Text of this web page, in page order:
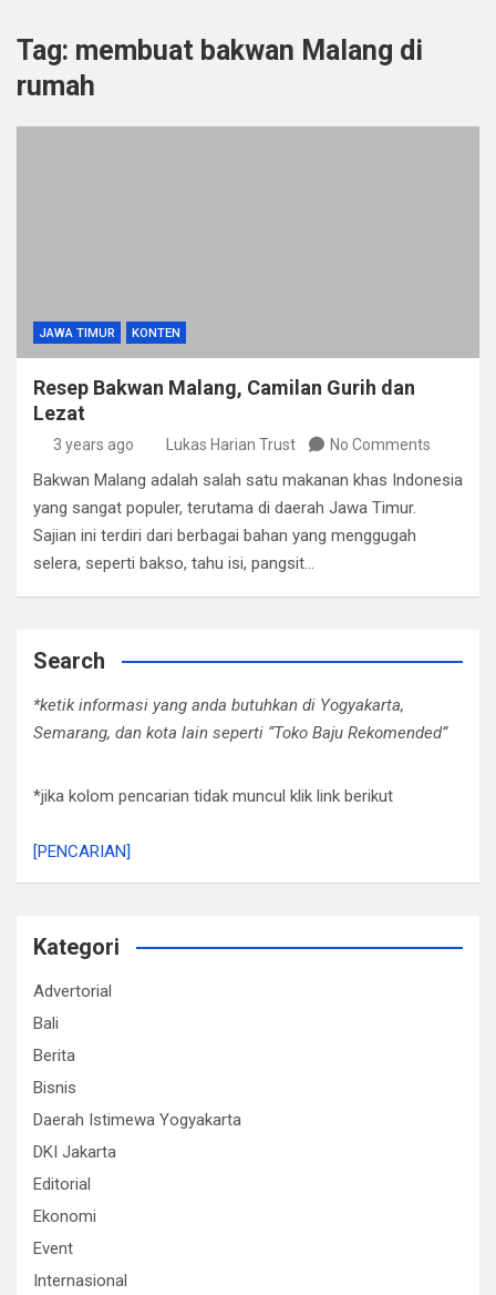
Tag: membuat bakwan Malang di
rumah
JAWA TIMUR KONTEN
Resep Bakwan Malang, Camilan Gurih dan
Lezat
3 years ago Lukas Harian Trust No Comments
Bakwan Malang adalah salah satu makanan khas Indonesia
yang sangat populer, terutama di daerah Jawa Timur.
Sajian ini terdiri dari berbagai bahan yang menggugah
selera, seperti bakso, tahu isi, pangsit…
Search
*ketik informasi yang anda butuhkan di Yogyakarta,
Semarang, dan kota lain seperti “Toko Baju Rekomended”
*jika kolom pencarian tidak muncul klik link berikut
[PENCARIAN]
Kategori
Advertorial
Bali
Berita
Bisnis
Daerah Istimewa Yogyakarta
DKI Jakarta
Editorial
Ekonomi
Event
Internasional